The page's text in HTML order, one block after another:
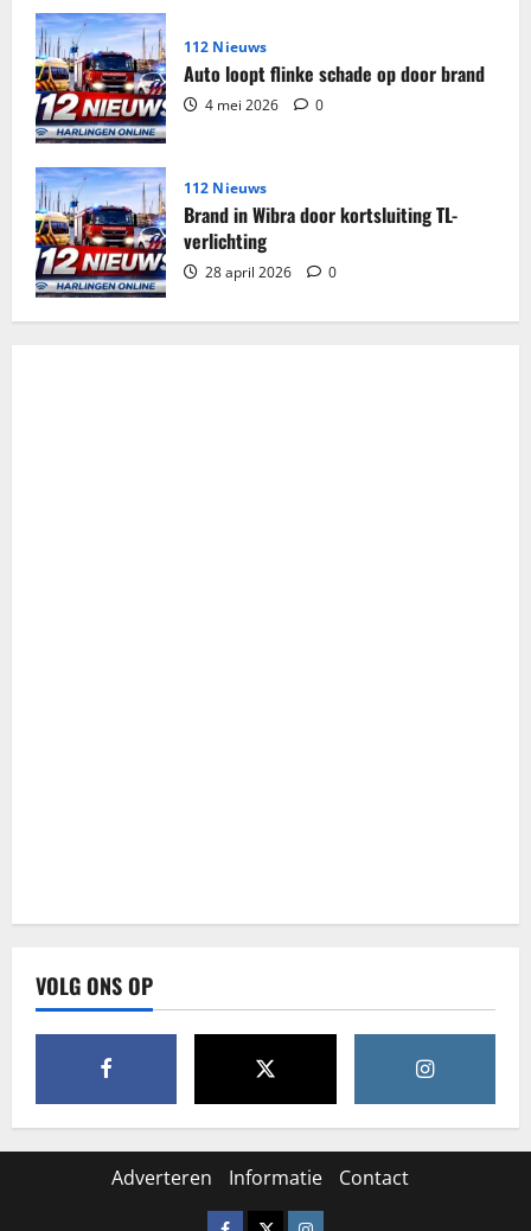
112 Nieuws
Auto loopt flinke schade op door brand
4 mei 2026 0
112 Nieuws
Brand in Wibra door kortsluiting TL-
verlichting
28 april 2026 0
VOLG ONS OP
Adverteren Informatie Contact
Facebook
X Instagram